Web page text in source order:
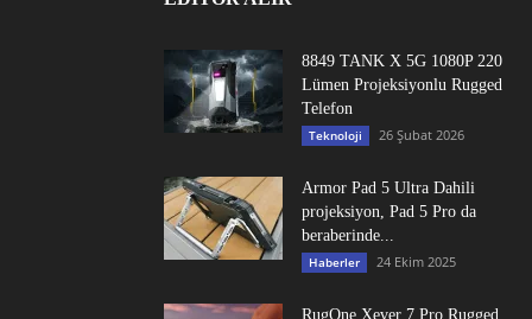
8849 TANK X 5G 1080P 220
Lümen Projeksiyonlu Rugged
Telefon
Teknoloji 26 Şubat 2026
Armor Pad 5 Ultra Dahili
projeksiyon, Pad 5 Pro da
beraberinde...
Haberler 24 Ekim 2025
RugOne Xever 7 Pro Rugged